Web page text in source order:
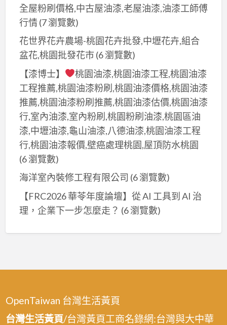
全屋粉刷價格,中古屋油漆,老屋油漆,油漆工師傅
行情(7 瀏覽數)
花世界花卉農場-桃園花卉批發,中壢花卉,組合
盆花,桃園批發花市(6 瀏覽數)
【漆博士】
桃園油漆,桃園油漆工程,桃園油漆
工程推薦,桃園油漆粉刷,桃園油漆價格,桃園油漆
推薦,桃園油漆粉刷推薦,桃園油漆估價,桃園油漆
行,室內油漆,室內粉刷,桃園粉刷油漆,桃園區油
漆,中壢油漆,龜山油漆,八德油漆,桃園油漆工程
行,桃園油漆報價,壁癌處理桃園,屋頂防水桃園
(6 瀏覽數)
海洋室內裝修工程有限公司 (6 瀏覽數)
【FRC2026 華苓年度論壇】從 AI 工具到 AI 治
理，企業下一步怎麼走？ (6 瀏覽數)
OpenTaiwan 台灣生活黃頁
台灣生活黃頁/台灣黃頁工商名錄網:台灣與大中華